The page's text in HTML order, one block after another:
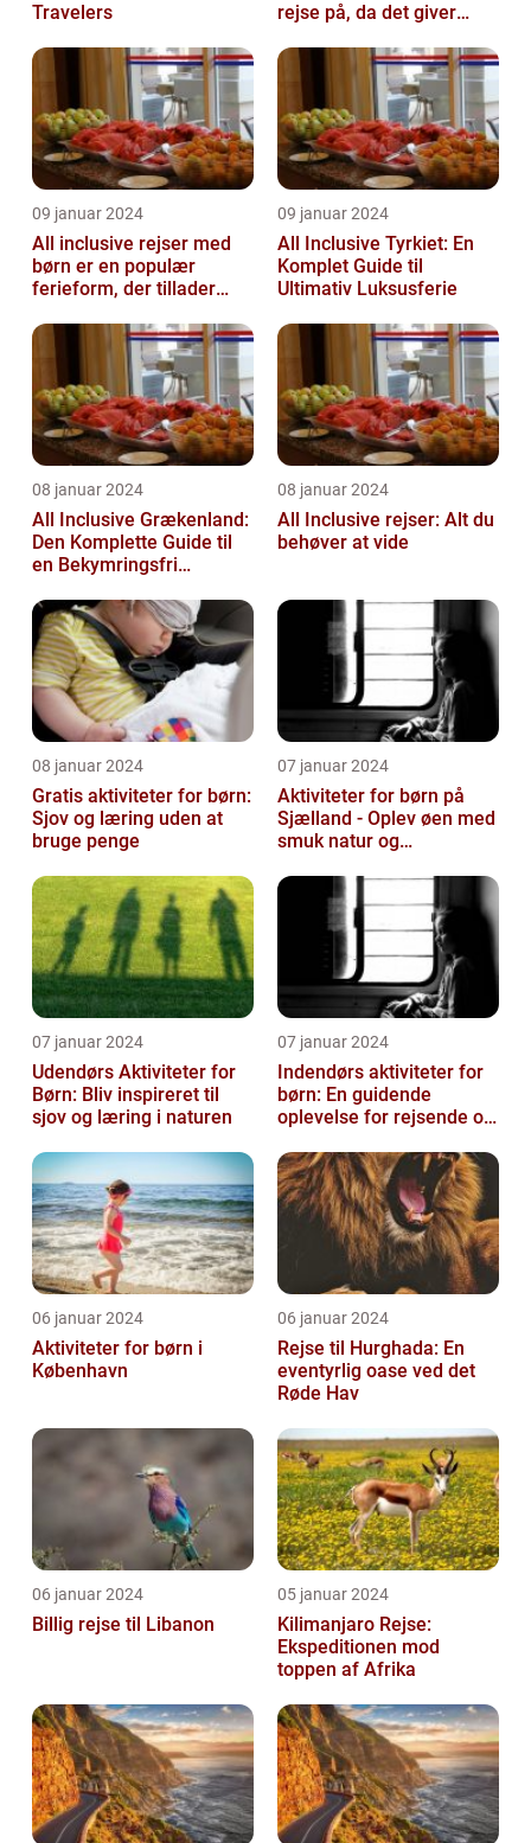
Travelers
rejse på, da det giver
ko...
09 januar 2024
All inclusive rejser med
børn er en populær
ferieform, der tillader
afslappende ...
09 januar 2024
All Inclusive Tyrkiet: En
Komplet Guide til
Ultimativ Luksusferie
08 januar 2024
All Inclusive Grækenland:
Den Komplette Guide til
en Bekymringsfri
08 januar 2024
All Inclusive rejser: Alt du
behøver at vide
08 januar 2024
Gratis aktiviteter for børn:
Sjov og læring uden at
bruge penge
07 januar 2024
Aktiviteter for børn på
Sjælland - Oplev øen med
smuk natur og
07 januar 2024
Udendørs Aktiviteter for
Børn: Bliv inspireret til
sjov og læring i naturen
07 januar 2024
Indendørs aktiviteter for
børn: En guidende
oplevelse for rejsende og
06 januar 2024
Aktiviteter for børn i
København
06 januar 2024
Rejse til Hurghada: En
eventyrlig oase ved det
Røde Hav
06 januar 2024
Billig rejse til Libanon
05 januar 2024
Kilimanjaro Rejse:
Ekspeditionen mod
toppen af Afrika